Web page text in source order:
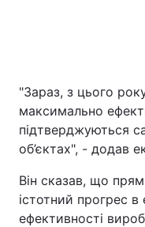
"Зараз, з цього
максимально
підтверджуються
об’єктах", - додав
Він сказав, що
істотний прогрес в
ефективності